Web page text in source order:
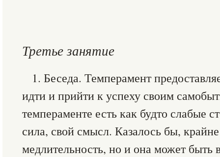
Третье занятие
1. Беседа. Темперамент
идти и прийти к успеху своим
темпераменте есть как будто слабые
сила, свой смысл. Казалось бы,
медлительность, но и она может быть